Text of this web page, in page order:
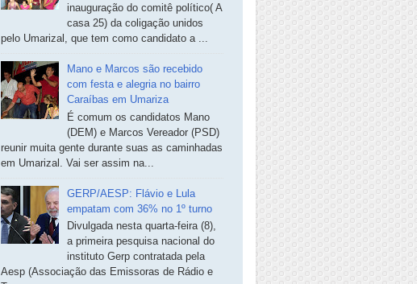
inauguração do comitê político( A
casa 25) da coligação unidos
pelo Umarizal, que tem como candidato a ...
Mano e Marcos são recebido
com festa e alegria no bairro
Caraíbas em Umariza
É comum os candidatos Mano
(DEM) e Marcos Vereador (PSD)
reunir muita gente durante suas as caminhadas
em Umarizal. Vai ser assim na...
GERP/AESP: Flávio e Lula
empatam com 36% no 1º turno
Divulgada nesta quarta-feira (8),
a primeira pesquisa nacional do
instituto Gerp contratada pela
Aesp (Associação das Emissoras de Rádio e